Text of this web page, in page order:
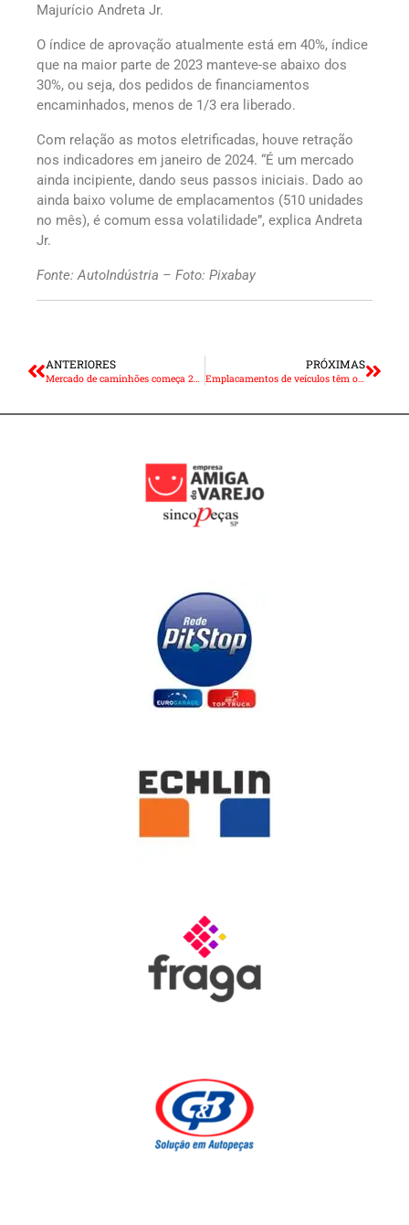
Majurício Andreta Jr.
O índice de aprovação atualmente está em 40%, índice
que na maior parte de 2023 manteve-se abaixo dos
30%, ou seja, dos pedidos de financiamentos
encaminhados, menos de 1/3 era liberado.
Com relação as motos eletrificadas, houve retração
nos indicadores em janeiro de 2024. “É um mercado
ainda incipiente, dando seus passos iniciais. Dado ao
ainda baixo volume de emplacamentos (510 unidades
no mês), é comum essa volatilidade”, explica Andreta
Jr.
Fonte: AutoIndústria – Foto: Pixabay
ANTERIORES
Mercado de caminhões começa 2024 em baixa de 20%
PRÓXIMAS
Emplacamentos de veículos têm o melhor janeiro desde 2015